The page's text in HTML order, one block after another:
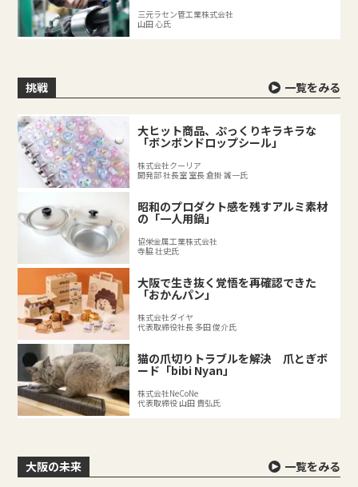
三元ラセン管工業株式会社
山田 心氏
挑戦 一覧をみる
大ヒット商品、ぷっくりキラキラな
「ボンボンドロップシール」
株式会社クーリア
開発部 社長室 室長 倉掛 誠一氏
昭和のプロダクト感を残すアルミ素材
の「一人用鍋」
協栄金属工業株式会社
寺脇 壮史氏
大阪で生き抜く覚悟を再確認できた
「おかんパン」
株式会社ダイヤ
代表取締役社長 多田 俊介氏
猫の爪切りトラブルを解決 爪とぎボ
ード「bibi Nyan」
株式会社NeCoNe
代表取締役 山田 貴弘氏
大阪の未来 一覧をみる